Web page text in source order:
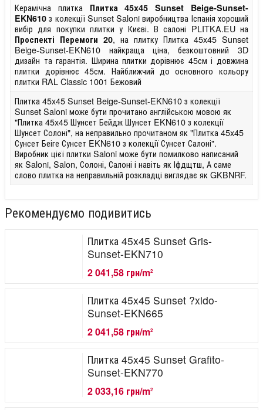
Керамічна плитка Плитка 45x45 Sunset Beige-Sunset-
EKN610 з колекції Sunset Saloni виробництва Іспанія хороший
вибір для покупки плитки у Києві. В салоні PLITKA.EU на
Проспекті Перемоги 20, на плитку Плитка 45x45 Sunset
Beige-Sunset-EKN610 найкраща ціна, безкоштовний 3D
дизайн та гарантія. Ширина плитки дорівнює 45см і довжина
плитки дорівнює 45см. Найближчий до основного кольору
плитки RAL Classic 1001 Бежовий
Плитка 45x45 Sunset Beige-Sunset-EKN610 з колекції
Sunset Saloni може бути прочитано англійською мовою як
"Плитка 45x45 Шунсет Бейдж Шунсет EKN610 з колекції
Шунсет Солоні", на неправильно прочитаном як "Плитка 45x45
Сунсет Беіге Сунсет EKN610 з колекції Сунсет Салоні".
Виробник цієї плитки Saloni може бути помилково написаний
як Saloni, Salon, Солоні, Салоні і навіть як Іфдщтш, А саме
слово плитка на неправильній розкладці виглядає як GKBNRF.
Рекомендуємо подивитись
Плитка 45x45 Sunset Gris-
Sunset-EKN710
2 041,58 грн/m2
Плитка 45x45 Sunset ?xido-
Sunset-EKN665
2 041,58 грн/m2
Плитка 45x45 Sunset Grafito-
Sunset-EKN770
2 033,16 грн/m2